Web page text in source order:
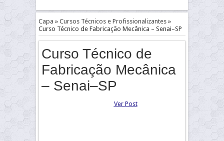
Capa » Cursos Técnicos e Profissionalizantes »
Curso Técnico de Fabricação Mecânica – Senai–SP
Curso Técnico de
Fabricação Mecânica
– Senai–SP
Ver Post